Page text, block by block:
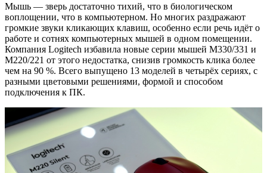
Мышь — зверь достаточно тихий, что в биологическом
воплощении, что в компьютерном. Но многих раздражают
громкие звуки кликающих клавиш, особенно если речь идёт о
работе и сотнях компьютерных мышей в одном помещении.
Компания Logitech избавила новые серии мышей M330/331 и
M220/221 от этого недостатка, снизив громкость клика более
чем на 90 %. Всего выпущено 13 моделей в четырёх сериях, с
разными цветовыми решениями, формой и способом
подключения к ПК.